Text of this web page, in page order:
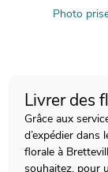
Photo
Livrer des
Grâce aux
d’expédier
florale à
souhaitez, pour